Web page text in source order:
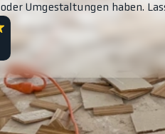
Umgestaltungen haben.